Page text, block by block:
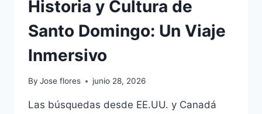
Historia y Cultura de
Santo Domingo: Un Viaje
Inmersivo
By Jose flores junio 28, 2026
Las búsquedas desde EE.UU. y Canadá